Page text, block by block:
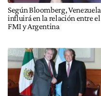
Según Bloomberg, Venezuela
influirá en la relación entre el
FMI y Argentina